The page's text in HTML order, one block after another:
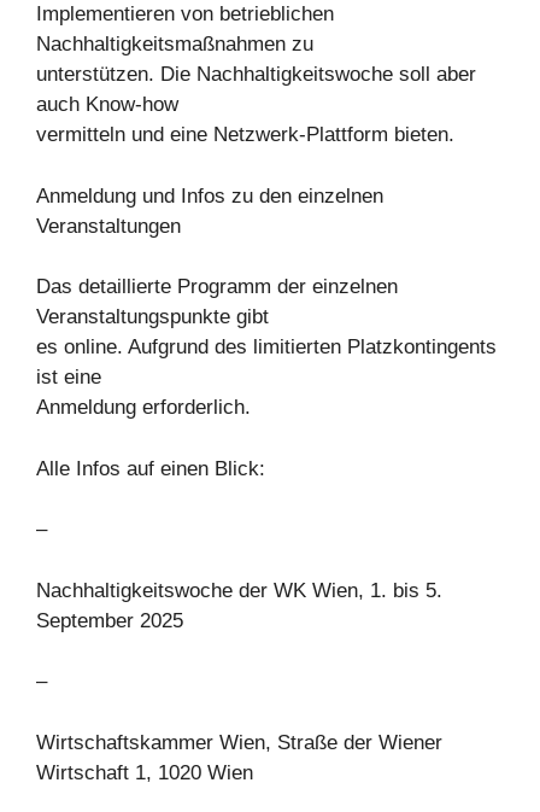
Implementieren von betrieblichen
Nachhaltigkeitsmaßnahmen zu
unterstützen. Die Nachhaltigkeitswoche soll aber
auch Know-how
vermitteln und eine Netzwerk-Plattform bieten.
Anmeldung und Infos zu den einzelnen
Veranstaltungen
Das detaillierte Programm der einzelnen
Veranstaltungspunkte gibt
es online. Aufgrund des limitierten Platzkontingents
ist eine
Anmeldung erforderlich.
Alle Infos auf einen Blick:
–
Nachhaltigkeitswoche der WK Wien, 1. bis 5.
September 2025
–
Wirtschaftskammer Wien, Straße der Wiener
Wirtschaft 1, 1020 Wien